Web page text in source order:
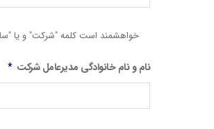
خواهشمند است کلمه "شرکت" و یا
نام و نام خانوادگی مدیرعامل شرکت *